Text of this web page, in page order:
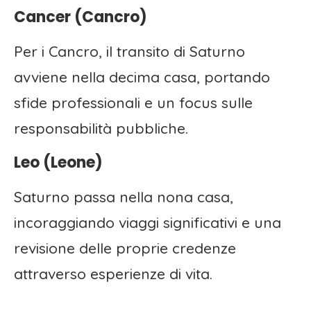
Cancer (Cancro)
Per i Cancro, il transito di Saturno
avviene nella decima casa, portando
sfide professionali e un focus sulle
responsabilità pubbliche.
Leo (Leone)
Saturno passa nella nona casa,
incoraggiando viaggi significativi e una
revisione delle proprie credenze
attraverso esperienze di vita.